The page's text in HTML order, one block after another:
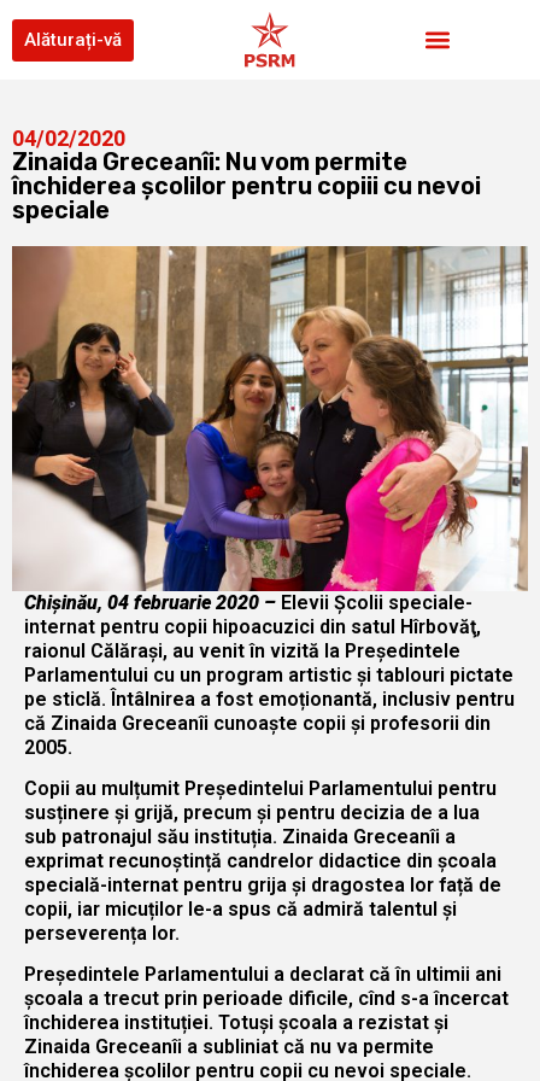
Alăturați-vă
04/02/2020
Zinaida Greceanîi: Nu vom permite
închiderea școlilor pentru copiii cu nevoi
speciale
Chișinău, 04 februarie 2020 – Elevii Şcolii speciale-
internat pentru copii hipoacuzici din satul Hîrbovăţ,
raionul Călărași, au venit în vizită la Președintele
Parlamentului cu un program artistic și tablouri pictate
pe sticlă. Întâlnirea a fost emoționantă, inclusiv pentru
că Zinaida Greceanîi cunoaște copii și profesorii din
2005.
Copii au mulțumit Președintelui Parlamentului pentru
susținere și grijă, precum și pentru decizia de a lua
sub patronajul său instituția. Zinaida Greceanîi a
exprimat recunoștință candrelor didactice din școala
specială-internat pentru grija și dragostea lor față de
copii, iar micuților le-a spus că admiră talentul și
perseverența lor.
Președintele Parlamentului a declarat că în ultimii ani
școala a trecut prin perioade dificile, cînd s-a încercat
închiderea instituției. Totuși școala a rezistat și
Zinaida Greceanîi a subliniat că nu va permite
închiderea școlilor pentru copii cu nevoi speciale.